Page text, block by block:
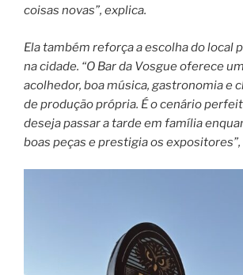
coisas novas”, explica.
Ela também reforça a escolha do local
na cidade. “O Bar da Vosgue oferece
acolhedor, boa música, gastronomia e
de produção própria. É o cenário
deseja passar a tarde em família
boas peças e prestigia os